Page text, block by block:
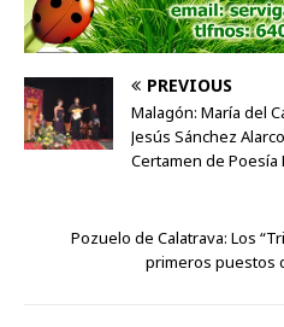
PREVIOUS
Malagón: María del
Jesús Sánchez
Certamen de Poesía
Pozuelo de Calatrava: Los
primeros puestos